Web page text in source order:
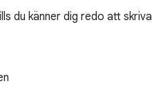
du känner dig redo att skriva